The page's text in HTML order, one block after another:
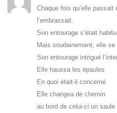
Chaque fois qu’elle
l’embrassait.
Son entourage s’était
Mais soudainement, elle
Son entourage intrigué
Elle haussa les épaules
En quoi était-il concerné
Elle changea de chemin
au bord de celui-ci un saule